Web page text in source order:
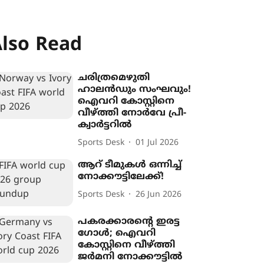
Read
ചരിത്രമെഴുതി
ഹാലൻഡും സംഘവും!
ഐവറി കോസ്റ്റിനെ
വീഴ്ത്തി നോർവേ പ്രീ-
ക്വാർട്ടറിൽ
Sports Desk 01 Jul 2026
ആറ് ടീമുകൾ ഒന്നിച്ച്
നോക്കൗട്ടിലേക്ക്!
Sports Desk 26 Jun 2026
പകരക്കാരന്‍റെ ഇരട്ട
ഗോൾ; ഐവറി
കോസ്റ്റിനെ വീഴ്ത്തി
ജർമനി നോക്കൗട്ടിൽ